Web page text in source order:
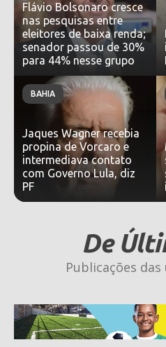
Flávio Bolsonaro cresce
nas pesquisas entre
eleitores de baixa renda;
senador passou de 30%
para 44% nesse grupo
BAHIA
Jaques Wagner recebia
propina de Vorcaro e
intermediava contato
com Governo Lula, diz
PF
De
Publicações